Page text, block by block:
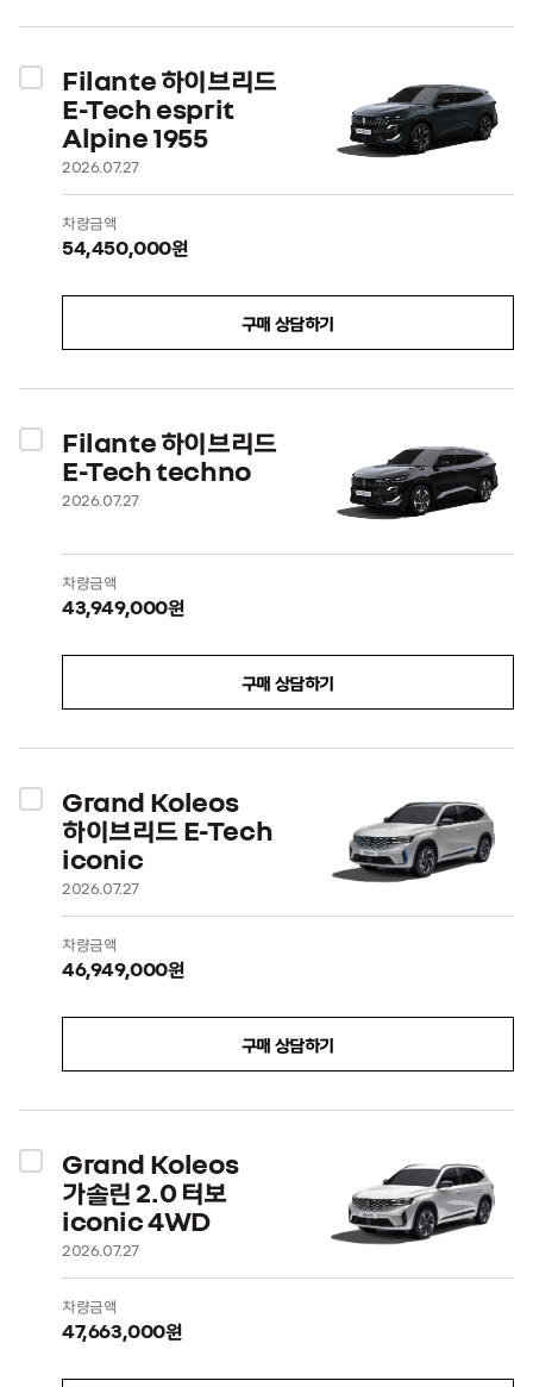
Filante 하이브리드
E-Tech esprit
Alpine 1955
2026.07.27
차량금액
54,450,000원
구매 상담하기
Filante 하이브리드
E-Tech techno
2026.07.27
차량금액
43,949,000원
구매 상담하기
Grand Koleos
하이브리드 E-Tech
iconic
2026.07.27
차량금액
46,949,000원
구매 상담하기
Grand Koleos
가솔린 2.0 터보
iconic 4WD
2026.07.27
차량금액
47,663,000원